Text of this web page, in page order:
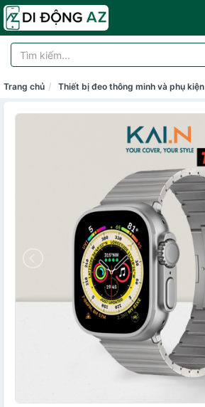
Trang chủ Thiết bị đeo thông minh và phụ kiện